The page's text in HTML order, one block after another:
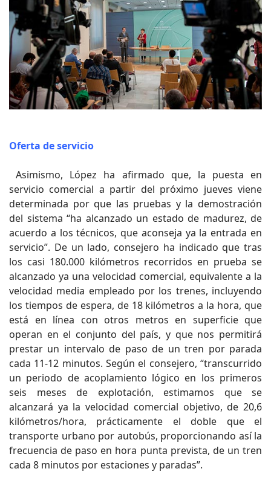
Oferta de servicio
Asimismo, López ha afirmado que, la puesta en
servicio comercial a partir del próximo jueves viene
determinada por que las pruebas y la demostración
del sistema “ha alcanzado un estado de madurez, de
acuerdo a los técnicos, que aconseja ya la entrada en
servicio”. De un lado, consejero ha indicado que tras
los casi 180.000 kilómetros recorridos en prueba se
alcanzado ya una velocidad comercial, equivalente a la
velocidad media empleado por los trenes, incluyendo
los tiempos de espera, de 18 kilómetros a la hora, que
está en línea con otros metros en superficie que
operan en el conjunto del país, y que nos permitirá
prestar un intervalo de paso de un tren por parada
cada 11-12 minutos. Según el consejero, “transcurrido
un periodo de acoplamiento lógico en los primeros
seis meses de explotación, estimamos que se
alcanzará ya la velocidad comercial objetivo, de 20,6
kilómetros/hora, prácticamente el doble que el
transporte urbano por autobús, proporcionando así la
frecuencia de paso en hora punta prevista, de un tren
cada 8 minutos por estaciones y paradas”.